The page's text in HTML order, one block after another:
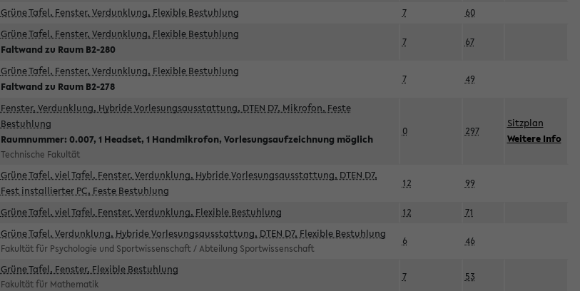
Grüne Tafel, Fenster, Verdunklung, Flexible Bestuhlung 7 60
Grüne Tafel, Fenster, Verdunklung, Flexible Bestuhlung
Faltwand zu Raum B2-280
7 67
Grüne Tafel, Fenster, Verdunklung, Flexible Bestuhlung
Faltwand zu Raum B2-278
7 49
Fenster, Verdunklung, Hybride Vorlesungsausstattung, DTEN D7, Mikrofon, Feste
Bestuhlung
Raumnummer: 0.007, 1 Headset, 1 Handmikrofon, Vorlesungsaufzeichnung möglich
Technische Fakultät
0 297
Sitzplan
Weitere Info
Grüne Tafel, viel Tafel, Fenster, Verdunklung, Hybride Vorlesungsausstattung, DTEN D7,
Fest installierter PC, Feste Bestuhlung
12 99
Grüne Tafel, viel Tafel, Fenster, Verdunklung, Flexible Bestuhlung 12 71
Grüne Tafel, Verdunklung, Hybride Vorlesungsausstattung, DTEN D7, Flexible Bestuhlung
Fakultät für Psychologie und Sportwissenschaft / Abteilung Sportwissenschaft
6 46
Grüne Tafel, Fenster, Flexible Bestuhlung
Fakultät für Mathematik
7 53